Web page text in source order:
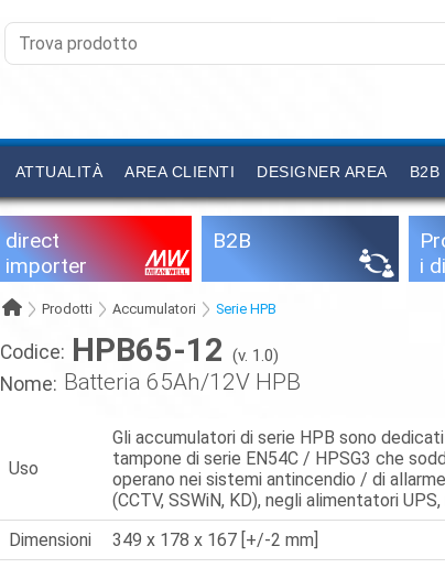
ATTUALITÀ AREA CLIENTI DESIGNER AREA B2B
direct
importer
B2B
i di
Prodotti Accumulatori Serie HPB
Codice: HPB65-12 (v. 1.0)
Nome: Batteria 65Ah/12V HPB
Uso
Gli accumulatori di serie HPB sono
tampone di serie EN54C / HPSG3 che
operano nei sistemi antincendio / di
(CCTV, SSWiN, KD), negli alimentatori
Dimensioni
349 x 178 x 167 [+/-2 mm]